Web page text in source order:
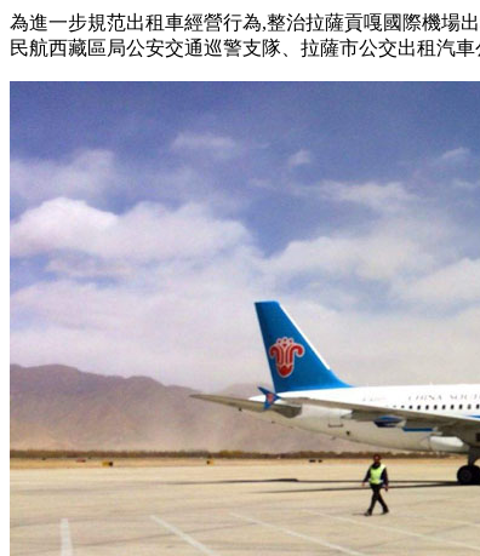
為進一步規范出租車經營行為,整治拉薩貢嘎國際機場
民航西藏區局公安交通巡警支隊、拉薩市公交出租汽